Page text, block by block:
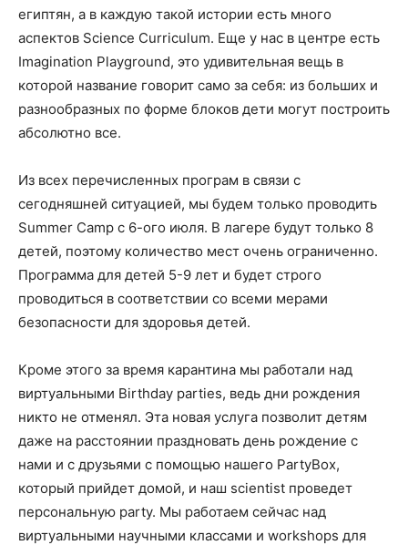
египтян, а в каждую такой истории есть много
аспектов Science Curriculum. Еще у нас в центре есть
Imagination Playground, это удивительная вещь в
которой название говорит само за себя: из больших и
разнообразных по форме блоков дети могут построить
абсолютно все.
Из всех перечисленных програм в связи с
сегодняшней ситуацией, мы будем только проводить
Summer Camp с 6-ого июля. В лагере будут только 8
детей, поэтому количество мест очень ограниченно.
Программа для детей 5-9 лет и будет строго
проводиться в соответствии со всеми мерами
безопасности для здоровья детей.
Кроме этого за время карантина мы работали над
виртуальными Birthday parties, ведь дни рождения
никто не отменял. Эта новая услуга позволит детям
даже на расстоянии праздновать день рождение с
нами и с друзьями с помощью нашего PartyBox,
который прийдет домой, и наш scientist проведет
персональную party. Мы работаем сейчас над
виртуальными научными классами и workshops для